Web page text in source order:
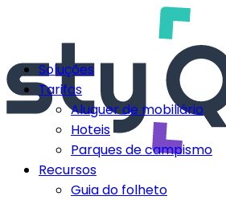
Soluções
Tarifas
Aluguer de mobiliário
Hoteis
Parques de campismo
Recursos
Guia do folheto